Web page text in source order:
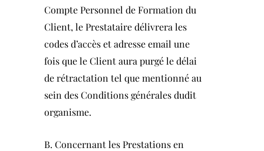
Compte Personnel de Formation du
Client, le Prestataire délivrera les
codes d’accès et adresse email une
fois que le Client aura purgé le délai
de rétractation tel que mentionné au
sein des Conditions générales dudit
organisme.
B. Concernant les Prestations en